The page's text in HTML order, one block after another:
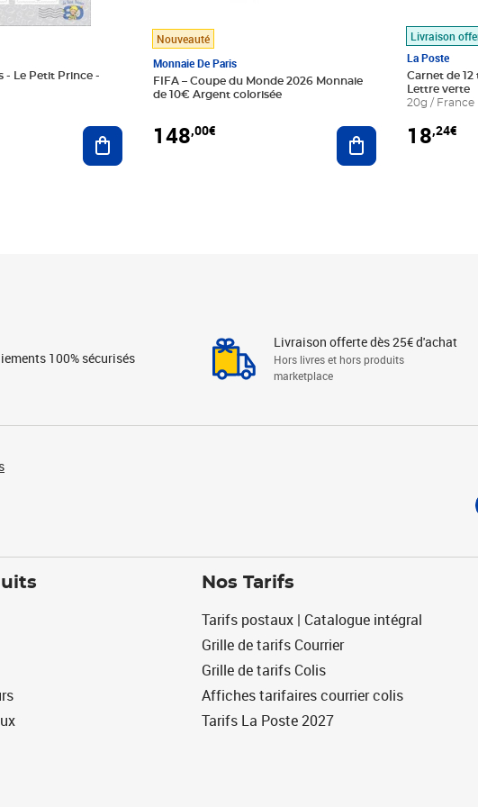
- Le Petit Prince -
Ajouter au panier
Nouveauté
Monnaie De Paris
FIFA – Coupe du Monde 2026 Monnaie
de 10€ Argent colorisée
148,00€ Ajouter au panier
Livraison
La Poste
Carnet de
Lettre verte
20g / France
18,24€
100% sécurisés
Livraison offerte dès 25€ d'achat
Hors livres et hors produits
marketplace
Nos Tarifs
Tarifs postaux | Catalogue intégral
Grille de tarifs Courrier
Grille de tarifs Colis
Affiches tarifaires courrier colis
Tarifs La Poste 2027